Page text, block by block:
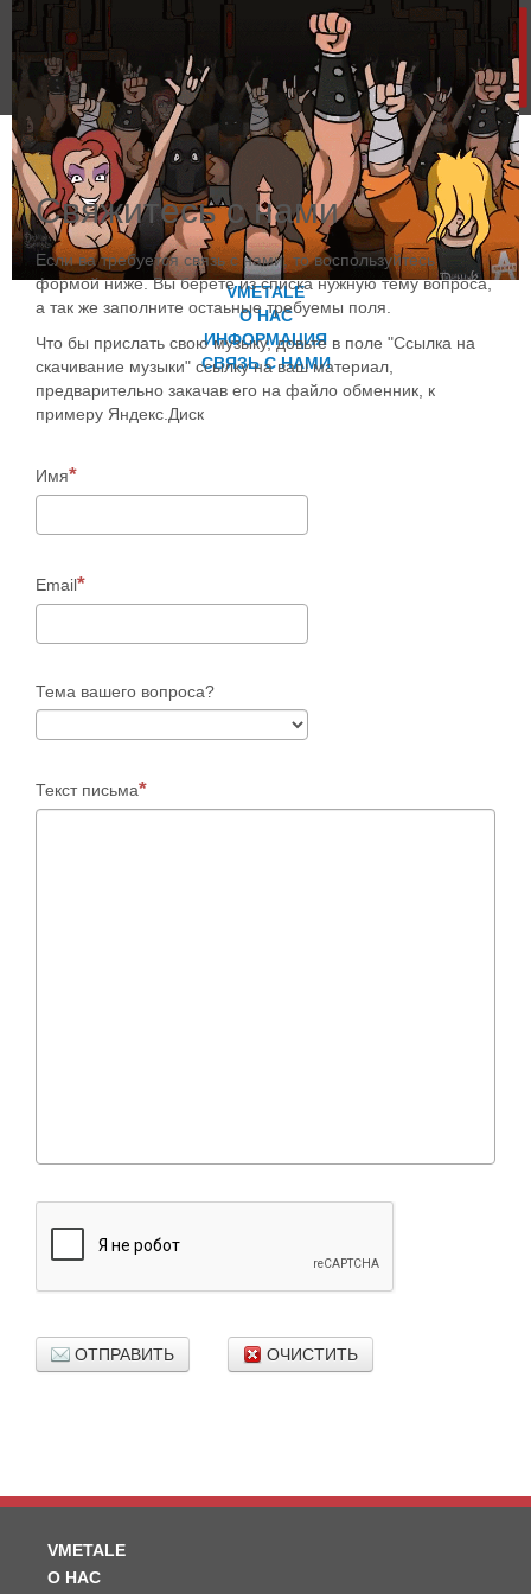
VMETALE
О НАС
ИНФОРМАЦИЯ
СВЯЗЬ С НАМИ
­Свяжитесь с нами
Если ва требуется связь с нами, то воспользуйтесь
формой ниже. Вы берете из списка нужную тему вопроса,
а так же заполните остаьные требуемы поля.
Что бы прислать свою музыку, довьте в поле "Ссылка на
скачивание музыки" ссылку на ваш материал,
предварительно закачав его на файло обменник, к
примеру Яндекс.Диск
Имя
Email
Тема вашего вопроса?
Текст письма
ОТПРАВИТЬ ОЧИСТИТЬ
VMETALE
О НАС